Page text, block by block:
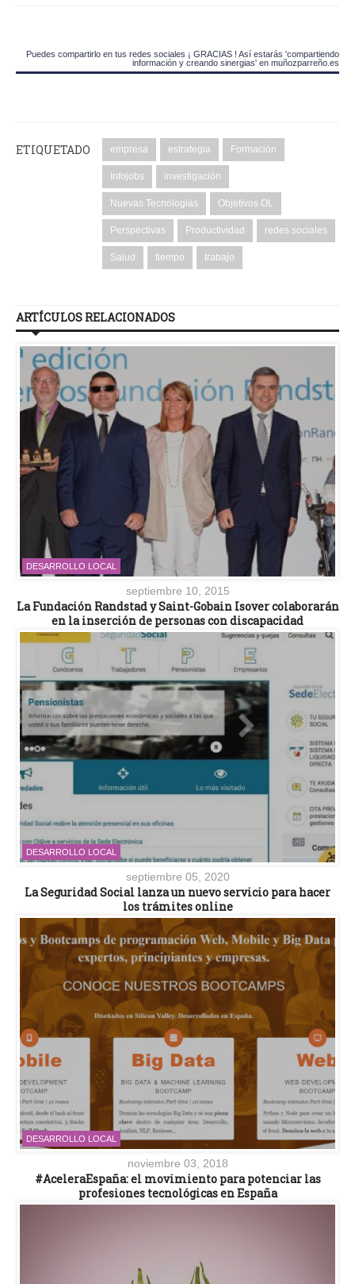
Puedes compartirlo en tus redes sociales ¡ GRACIAS ! Así estarás 'compartiendo
información y creando sinergias' en muñozparreño.es
ETIQUETADO empresa estrategia Formación
Infojobs investigación
Nuevas Tecnologias Objetivos OL
Perspectivas Productividad redes sociales
Salud tiempo trabajo
ARTÍCULOS RELACIONADOS
DESARROLLO LOCAL
septiembre 10, 2015
La Fundación Randstad y Saint-Gobain Isover colaborarán
en la inserción de personas con discapacidad
DESARROLLO LOCAL
septiembre 05, 2020
La Seguridad Social lanza un nuevo servicio para hacer
los trámites online
DESARROLLO LOCAL
noviembre 03, 2018
#AceleraEspaña: el movimiento para potenciar las
profesiones tecnológicas en España